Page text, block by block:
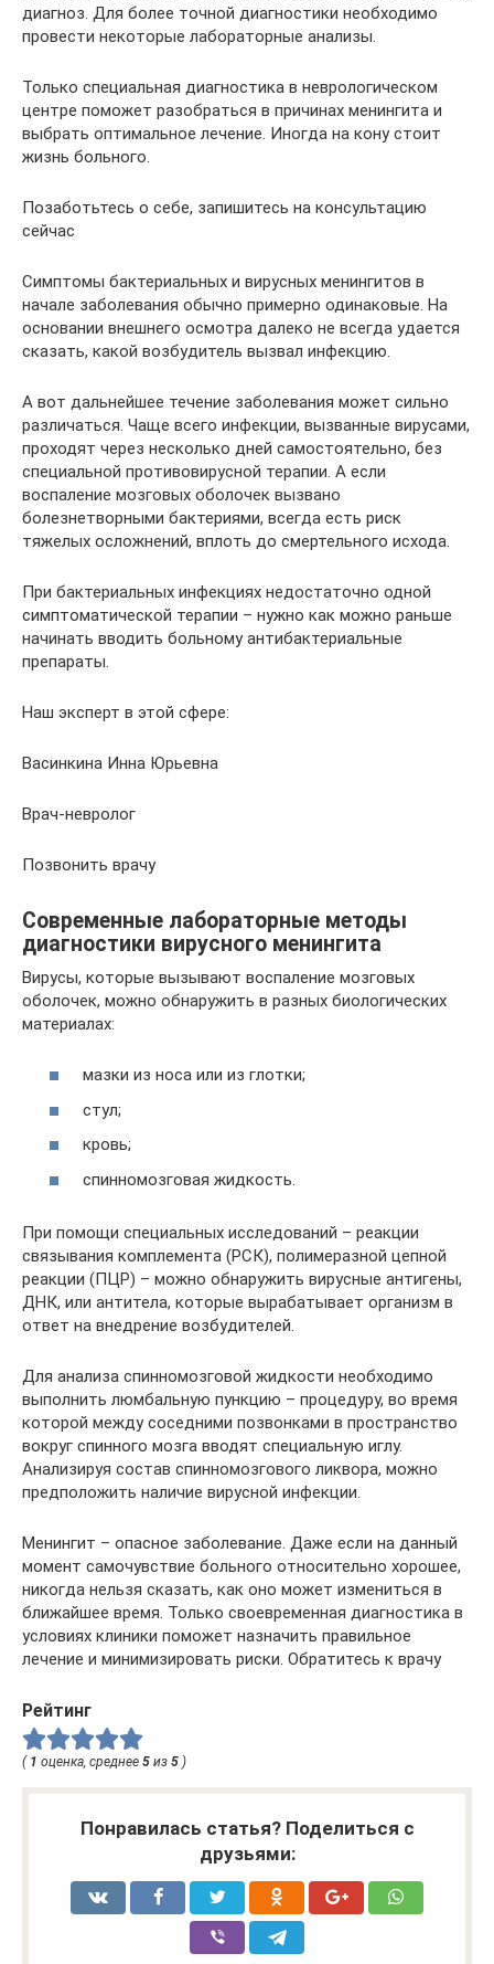
диагноз. Для более точной диагностики необходимо
провести некоторые лабораторные анализы.
Только специальная диагностика в неврологическом
центре поможет разобраться в причинах менингита и
выбрать оптимальное лечение. Иногда на кону стоит
жизнь больного.
Позаботьтесь о себе, запишитесь на консультацию
сейчас
Симптомы бактериальных и вирусных менингитов в
начале заболевания обычно примерно одинаковые. На
основании внешнего осмотра далеко не всегда удается
сказать, какой возбудитель вызвал инфекцию.
А вот дальнейшее течение заболевания может сильно
различаться. Чаще всего инфекции, вызванные вирусами,
проходят через несколько дней самостоятельно, без
специальной противовирусной терапии. А если
воспаление мозговых оболочек вызвано
болезнетворными бактериями, всегда есть риск
тяжелых осложнений, вплоть до смертельного исхода.
При бактериальных инфекциях недостаточно одной
симптоматической терапии – нужно как можно раньше
начинать вводить больному антибактериальные
препараты.
Наш эксперт в этой сфере:
Васинкина Инна Юрьевна
Врач-невролог
Позвонить врачу
Современные лабораторные методы
диагностики вирусного менингита
Вирусы, которые вызывают воспаление мозговых
оболочек, можно обнаружить в разных биологических
материалах:
мазки из носа или из глотки;
стул;
кровь;
спинномозговая жидкость.
При помощи специальных исследований – реакции
связывания комплемента (РСК), полимеразной цепной
реакции (ПЦР) – можно обнаружить вирусные антигены,
ДНК, или антитела, которые вырабатывает организм в
ответ на внедрение возбудителей.
Для анализа спинномозговой жидкости необходимо
выполнить люмбальную пункцию – процедуру, во время
которой между соседними позвонками в пространство
вокруг спинного мозга вводят специальную иглу.
Анализируя состав спинномозгового ликвора, можно
предположить наличие вирусной инфекции.
Менингит – опасное заболевание. Даже если на данный
момент самочувствие больного относительно хорошее,
никогда нельзя сказать, как оно может измениться в
ближайшее время. Только своевременная диагностика в
условиях клиники поможет назначить правильное
лечение и минимизировать риски. Обратитесь к врачу
Рейтинг
( 1 оценка, среднее 5 из 5 )
Понравилась статья? Поделиться с
друзьями: